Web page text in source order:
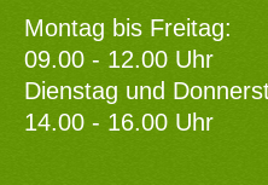
Montag bis Freitag:
09.00 - 12.00 Uhr
Dienstag und
14.00 - 16.00 Uhr